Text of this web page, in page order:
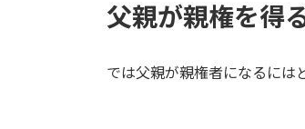
父親が親権を得
では父親が親権者になるには